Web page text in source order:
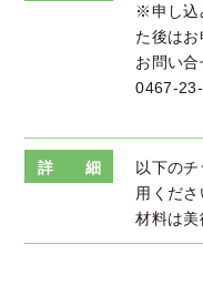
※申し込
た後はお
お問い
0467-23-
詳 細
以下の
用くださ
材料は美